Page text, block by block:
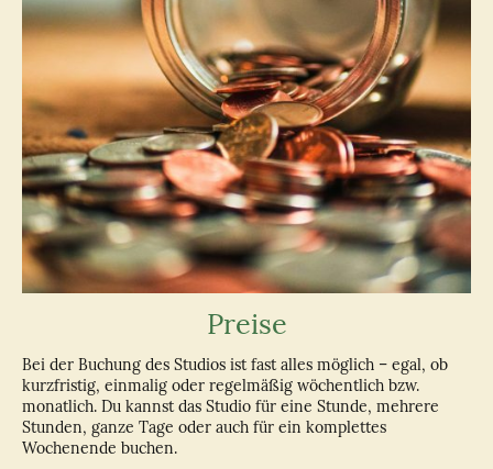
Preise
Bei der Buchung des Studios ist fast alles möglich – egal, ob
kurzfristig, einmalig oder regelmäßig wöchentlich bzw.
monatlich. Du kannst das Studio für eine Stunde, mehrere
Stunden, ganze Tage oder auch für ein komplettes
Wochenende buchen.